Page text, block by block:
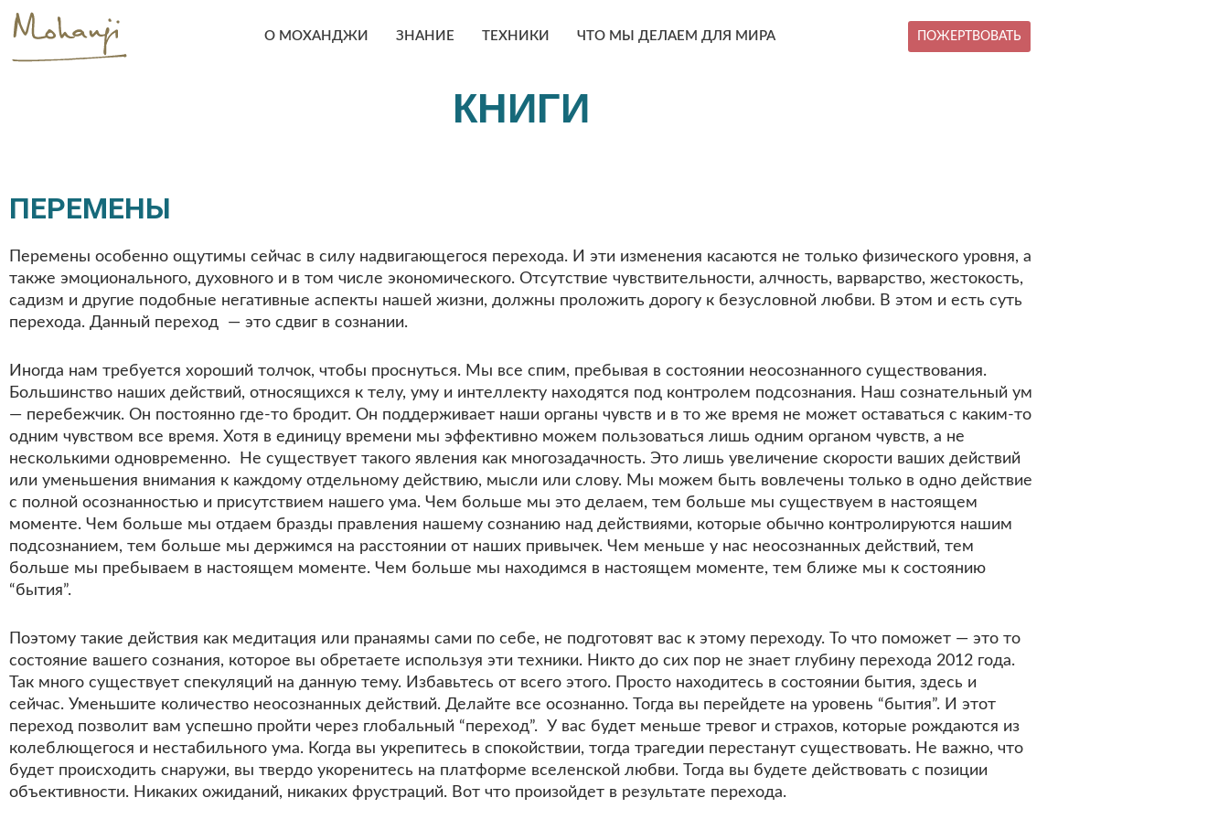
Skip
О МОХАНДЖИ ЗНАНИЕ ТЕХНИКИ ЧТО МЫ ДЕЛАЕМ ДЛЯ МИРА ПОЖЕРТВОВАТЬ
КНИГИ
ПЕРЕМЕНЫ
Перемены особенно ощутимы сейчас в силу надвигающегося перехода. И эти изменения касаются не только физического уровня, а
также эмоционального, духовного и в том числе экономического. Отсутствие чувствительности, алчность, варварство, жестокость,
садизм и другие подобные негативные аспекты нашей жизни, должны проложить дорогу к безусловной любви. В этом и есть суть
перехода. Данный переход — это сдвиг в сознании.
Иногда нам требуется хороший толчок, чтобы проснуться. Мы все спим, пребывая в состоянии неосознанного существования.
Большинство наших действий, относящихся к телу, уму и интеллекту находятся под контролем подсознания. Наш сознательный ум
— перебежчик. Он постоянно где-то бродит. Он поддерживает наши органы чувств и в то же время не может оставаться с каким-то
одним чувством все время. Хотя в единицу времени мы эффективно можем пользоваться лишь одним органом чувств, а не
несколькими одновременно. Не существует такого явления как многозадачность. Это лишь увеличение скорости ваших действий
или уменьшения внимания к каждому отдельному действию, мысли или слову. Мы можем быть вовлечены только в одно действие
с полной осознанностью и присутствием нашего ума. Чем больше мы это делаем, тем больше мы существуем в настоящем
моменте. Чем больше мы отдаем бразды правления нашему сознанию над действиями, которые обычно контролируются нашим
подсознанием, тем больше мы держимся на расстоянии от наших привычек. Чем меньше у нас неосознанных действий, тем
больше мы пребываем в настоящем моменте. Чем больше мы находимся в настоящем моменте, тем ближе мы к состоянию
“бытия”.
Поэтому такие действия как медитация или пранаямы сами по себе, не подготовят вас к этому переходу. То что поможет — это то
состояние вашего сознания, которое вы обретаете используя эти техники. Никто до сих пор не знает глубину перехода 2012 года.
Так много существует спекуляций на данную тему. Избавьтесь от всего этого. Просто находитесь в состоянии бытия, здесь и
сейчас. Уменьшите количество неосознанных действий. Делайте все осознанно. Тогда вы перейдете на уровень “бытия”. И этот
переход позволит вам успешно пройти через глобальный “переход”. У вас будет меньше тревог и страхов, которые рождаются из
колеблющегося и нестабильного ума. Когда вы укрепитесь в спокойствии, тогда трагедии перестанут существовать. Не важно, что
будет происходить снаружи, вы твердо укоренитесь на платформе вселенской любви. Тогда вы будете действовать с позиции
объективности. Никаких ожиданий, никаких фрустраций. Вот что произойдет в результате перехода.